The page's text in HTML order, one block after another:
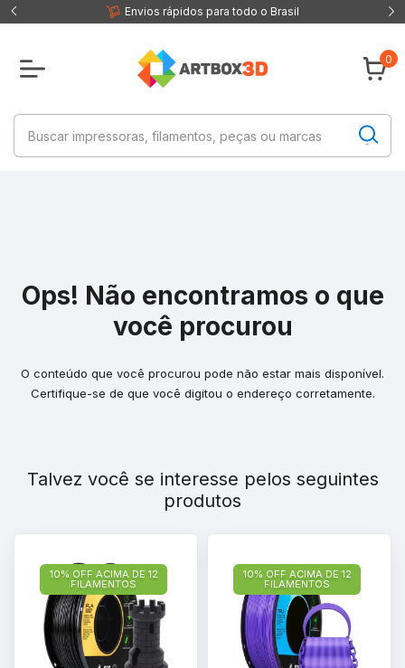
Envios rápidos para todo o Brasil
0
Ops! Não encontramos o que
você procurou
O conteúdo que você procurou pode não estar mais disponível.
Certifique-se de que você digitou o endereço corretamente.
Talvez você se interesse pelos seguintes
produtos
10% OFF ACIMA DE 12
FILAMENTOS
10% OFF ACIMA DE 12
FILAMENTOS